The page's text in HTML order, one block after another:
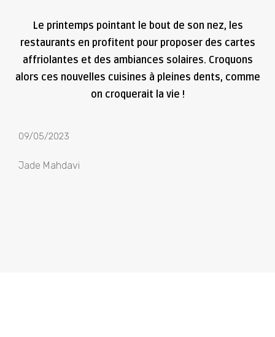
Le printemps pointant le bout de son nez, les
restaurants en profitent pour proposer des cartes
affriolantes et des ambiances solaires. Croquons
alors ces nouvelles cuisines à pleines dents, comme
on croquerait la vie !
09/05/2023
Jade Mahdavi